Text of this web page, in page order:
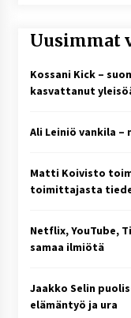
Uusimmat
Kossani Kick –
kasvattanut
Ali Leiniö vankila
Matti Koivisto
toimittajasta
Netflix, YouTube,
samaa ilmiötä
Jaakko Selin
elämäntyö ja ura